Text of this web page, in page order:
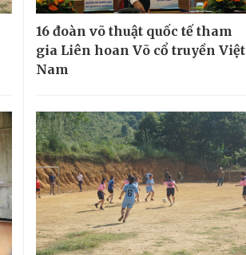
16 đoàn võ thuật quốc tế tham
gia Liên hoan Võ cổ truyền Việt
Nam